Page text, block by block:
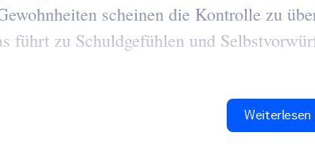
scheinen die Kontrolle zu
führt zu Schuldgefühlen und
Weiterlesen